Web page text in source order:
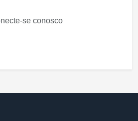
se conosco